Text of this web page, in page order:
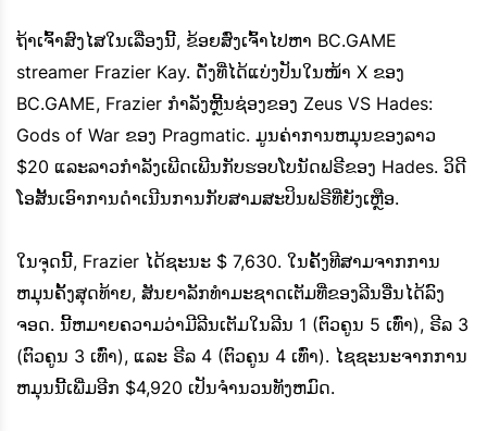
ຖ້າເຈົ້າສົງໄສໃນເລື່ອງນີ້, ຂ້ອຍສົ່ງເຈົ້າໄປຫາ BC.GAME
streamer Frazier Kay. ດັ່ງທີ່ໄດ້ແບ່ງປັນໃນໜ້າ X ຂອງ
BC.GAME, Frazier ກໍາລັງຫຼີ້ນຊ່ອງຂອງ Zeus VS Hades:
Gods of War ຂອງ Pragmatic. ມູນຄ່າການຫມຸນຂອງລາວ
$20 ແລະລາວກໍາລັງເພີດເພີນກັບຮອບໂບນັດຟຣີຂອງ Hades. ວິດີ
ໂອສັ້ນເອົາການດໍາເນີນການກັບສາມສະປິນຟຣີທີ່ຍັງເຫຼືອ.
ໃນຈຸດນີ້, Frazier ໄດ້ຊະນະ $ 7,630. ໃນຄັ້ງທີສາມຈາກການ
ຫມຸນຄັ້ງສຸດທ້າຍ, ສັນຍາລັກທໍາມະຊາດເຕັມທີ່ຂອງລີນອື່ນໄດ້ລົງ
ຈອດ. ນີ້ຫມາຍຄວາມວ່າມີລີນເຕັມໃນລີນ 1 (ຕົວຄູນ 5 ເທົ່າ), ຣີລ 3
(ຕົວຄູນ 3 ເທົ່າ), ແລະ ຣີລ 4 (ຕົວຄູນ 4 ເທົ່າ). ໄຊຊະນະຈາກການ
ຫມຸນນີ້ເພີ່ມອີກ $4,920 ເປັນຈໍານວນທັງຫມົດ.